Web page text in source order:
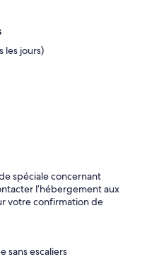
les jours)
spéciale concernant
l’hébergement aux
votre confirmation de
sans escaliers